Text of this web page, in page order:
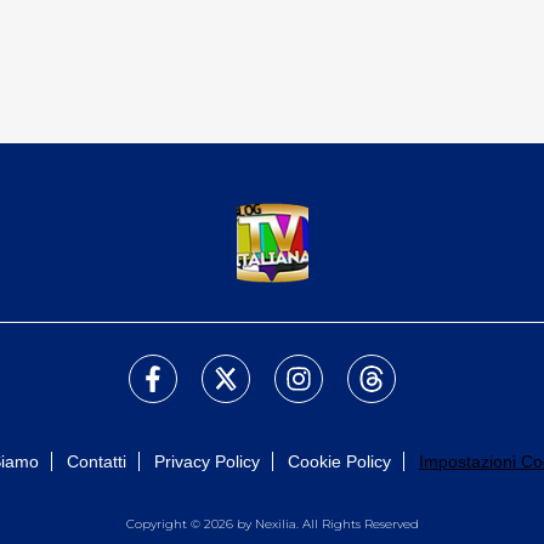
Contatti Privacy Policy Cookie Policy Impostazioni
Copyright © 2026 by Nexilia. All Rights Reserved